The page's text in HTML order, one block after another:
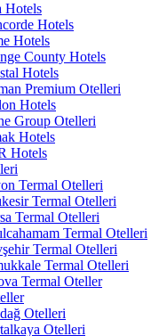
Hotels
Hotels
Hotels
County Hotels
Hotels
Premium Otelleri
Hotels
Group Otelleri
Hotels
Hotels
Termal Otelleri
Termal Otelleri
Termal Otelleri
Termal Otelleri
Termal Otelleri
Termal Otelleri
Termal Oteller
Otelleri
Otelleri